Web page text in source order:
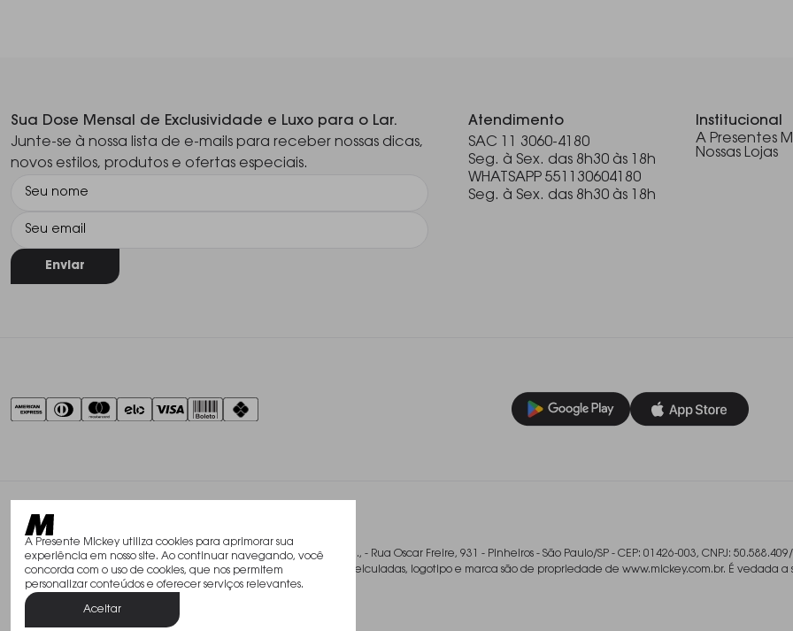
A Presente Mickey utiliza cookies para aprimorar sua
experiência em nosso site. Ao continuar navegando, você
concorda com o uso de cookies, que nos permitem
personalizar conteúdos e oferecer serviços relevantes.
Aceitar
Sua Dose Mensal de Exclusividade e Luxo para o Lar.
Junte-se à nossa lista de e-mails para receber nossas dicas,
novos estilos, produtos e ofertas especiais.
Enviar
Atendimento
SAC 11 3060-4180
Seg. à Sex. das 8h30 às 18h
WHATSAPP 551130604180
Seg. à Sex. das 8h30 às 18h
Institucional
A Presentes
Nossas Lojas
@2026, Studio Mickey Presentes Finos Ltda., - Rua Oscar Freire, 931 - Pinheiros - São Paulo/SP - CEP: 01426-003, CNPJ:
Todos os direitos reservados. As fotos aqui veiculadas, logotipo e marca são de propriedade de www.mickey.com.br. É vedada